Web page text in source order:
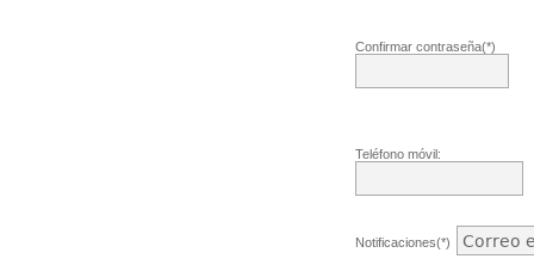
Confirmar contraseña(*)
Teléfono móvil:
Notificaciones(*)